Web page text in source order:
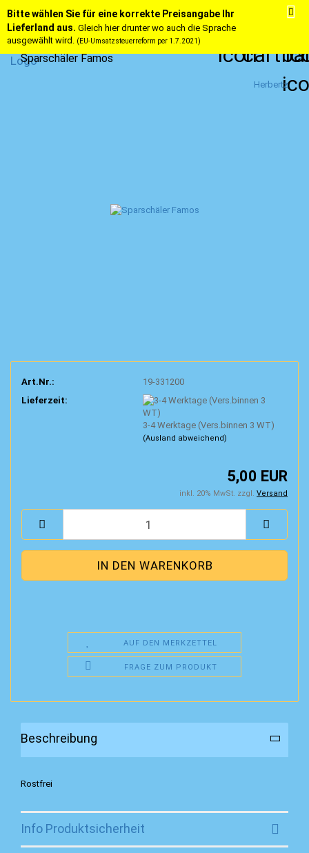
Bitte wählen Sie für eine korrekte Preisangabe Ihr
Lieferland aus. Gleich hier drunter wo auch die Sprache
ausgewählt wird. (EU-Umsatzsteuerreform per 1.7.2021)
Sparschäler Famos
Herbertz
Art.Nr.:
19-331200
Lieferzeit:
3-4 Werktage (Vers.binnen 3 WT)
(Ausland abweichend)
5,00 EUR
inkl. 20% MwSt. zzgl. Versand
AUF DEN MERKZETTEL
FRAGE ZUM PRODUKT
Beschreibung
Rostfrei
Info Produktsicherheit